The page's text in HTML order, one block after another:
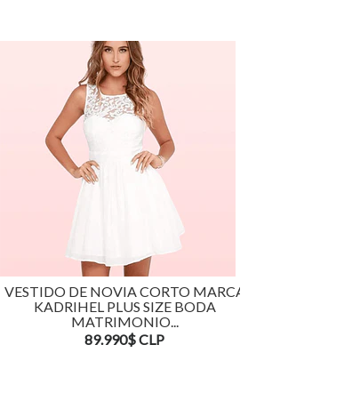
VESTIDO DE NOVIA CORTO MARCA
KADRIHEL PLUS SIZE BODA
MATRIMONIO...
89.990$ CLP